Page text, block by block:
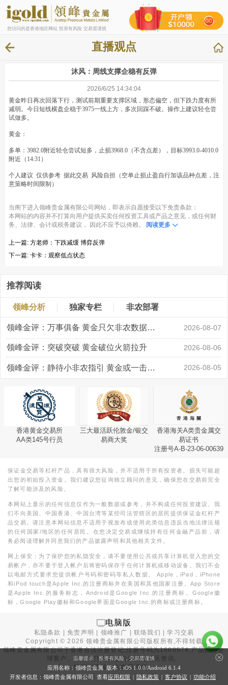
您访问的是香港地区网站 投资有风险 交易需谨慎
直播观点
沐风：周线支撑企稳有反弹
2026/6/25 14:34:04
黄金昨日再次回落下行，测试前期重要支撑区域，形态偏空，但下跌力度有所
减弱。今日短线横盘企稳于3975一线上方，多次回踩不破。操作上建议轻仓尝
试做多。
黄金：
多单：3982.0附近轻仓尝试短多，止损3968.0（不含点差），目标3993.0-4010.0
附近（14:31）
个人建议 仅供参考 据此交易 风险自担（空单止损止盈自行加该品种点差，注
意策略时间限制）
当阁下进入领峰贵金属有限公司网站，即表示自愿接受以下免责条款：
本网站的内容并不打算向用户提供买卖任何投资工具或产品之意见，或任何财
务、法律、会计或税务建议， 因此不应予以倚赖。
阅读更多
上一篇: 方老师：下跌减缓 博弈反弹
下一篇: 卡卡：观察低点状态
推荐阅读
领峰分析 独家专栏 非农部署
领峰金评：万事俱备 黄金只欠非农数据“东风” 2026-08-07
领峰金评：突破突破 黄金破位火箭拉升 2026-08-06
领峰金评：静待小非农指引 黄金或一击破局 2026-08-05
香港黄金交易所
AA类145号行员
三大最活跃伦敦金/银交
易商大奖
香港海关A类贵金属交
易证书
注册号A-B-23-06-00639
保证金交易等杠杆产品，具有很大风险，并不适用于所有投资者。损失可能超
出您的初始投入资金。我们建议您征询独立顾问的意见，确保您在交易前完全
了解可能涉及的风险。
本网站上显示的任何信息仅作为一般数据或参考，并不构成任何投资建议。我
们不向美国、中国香港、中国台湾等某些司法管辖区的居民提供保证金杠杆产
品交易。请注意本网站信息不适用于视发布或使用此类信息违反当地法律法规
的任何国家/地区的任何居民。在您决定交易或继续持有任何金融产品前，请
务必阅读理解并同意我们的产品披露声明和其他相关文件。
网上保安：为了保护您的私隐安全，请不要使用公共或共享计算机登入您的交
易帐户，亦不要于登入帐户后将密码保存于任何计算机或移动设备。我们不会
以电邮方式要求您提供帐户号码和密码等私人数据。 Apple，iPad，iPhone
和iPod touch是Apple Inc.的注册商标并在美国和其他国家注册。App Store
是Apple Inc.的服务标志，Android是Google Inc.的注册商标。Google徽
标，Google Play徽标和Google界面是Google Inc.的商标或注册商标。
电脑版
私隐条款 |免责声明 领峰推广 |联络我们 |学习交易
Copyright ©2026 领峰贵金属有限公司版权所有,不得转载
领峰贵金属有限公司于香港合法注册登记,注册号码为1660574,产品面向全
球客户。本站内所有内容均为香港地区资讯。
投资有风险，入市需谨慎。
温馨提示：投资有风险，交易需谨慎
应用名称：领峰贵金属 版本：iOS 1.0.0/Android 6.1.4
开发者信息：领峰贵金属有限公司 查看应用权限 | 隐私政策 | 客户协议 | 功能介绍